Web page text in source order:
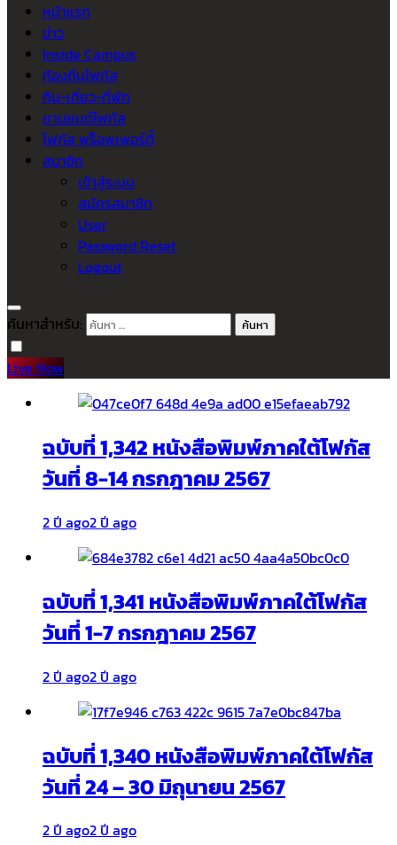
หน้าแรก
ข่าว
Inside Campus
ท้องถิ่นโฟกัส
กิน-เที่ยว-ที่พัก
ยานยนต์โฟกัส
โฟกัส พร็อพเพอร์ตี้
สมาชิก
เข้าสู่ระบบ
สมัครสมาชิก
User
Password Reset
Logout
ค้นหาสำหรับ:
Live Now
ฉบับที่ 1,342 หนังสือพิมพ์ภาคใต้โฟกัส
วันที่ 8-14 กรกฎาคม 2567
2 ปี ago2 ปี ago
ฉบับที่ 1,341 หนังสือพิมพ์ภาคใต้โฟกัส
วันที่ 1-7 กรกฎาคม 2567
2 ปี ago2 ปี ago
ฉบับที่ 1,340 หนังสือพิมพ์ภาคใต้โฟกัส
วันที่ 24 – 30 มิถุนายน 2567
2 ปี ago2 ปี ago